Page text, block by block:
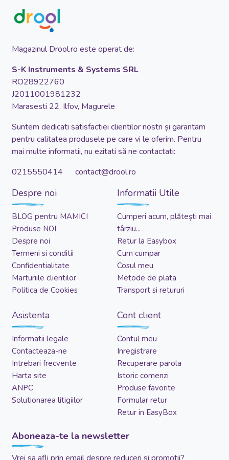
Magazinul Drool.ro este operat de:
S-K Instruments & Systems SRL
RO28922760
J2011001981232
Marasesti 22, Ilfov, Magurele
Suntem dedicati satisfactiei clientilor nostri și garantam
pentru calitatea produsele pe care vi le oferim. Pentru
mai multe informatii, nu ezitati să ne contactati:
0215550414 contact@drool.ro
Despre noi
BLOG pentru MAMICI
Produse NOI
Despre noi
Termeni si conditii
Confidentialitate
Marturiile clientilor
Politica de Cookies
Informatii Utile
Cumperi acum, plătești mai
târziu...
Retur la Easybox
Cum cumpar
Cosul meu
Metode de plata
Transport si retururi
Asistenta
Informatii legale
Contacteaza-ne
Intrebari frecvente
Harta site
ANPC
Solutionarea litigiilor
Cont client
Contul meu
Inregistrare
Recuperare parola
Istoric comenzi
Produse favorite
Formular retur
Retur in EasyBox
Aboneaza-te la newsletter